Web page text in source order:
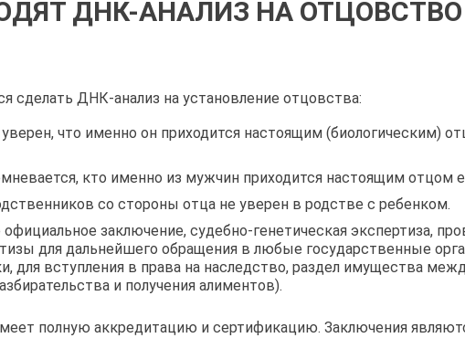
ДНК-АНАЛИЗ НА ОТЦОВСТВО
сделать ДНК-анализ на установление отцовства:
что именно он приходится настоящим (биологическим)
кто именно из мужчин приходится настоящим отцом
со стороны отца не уверен в родстве с ребенком.
заключение, судебно-генетическая экспертиза,
для дальнейшего обращения в любые государственные
для вступления в права на наследство, раздел имущества
и получения алиментов).
полную аккредитацию и сертификацию. Заключения